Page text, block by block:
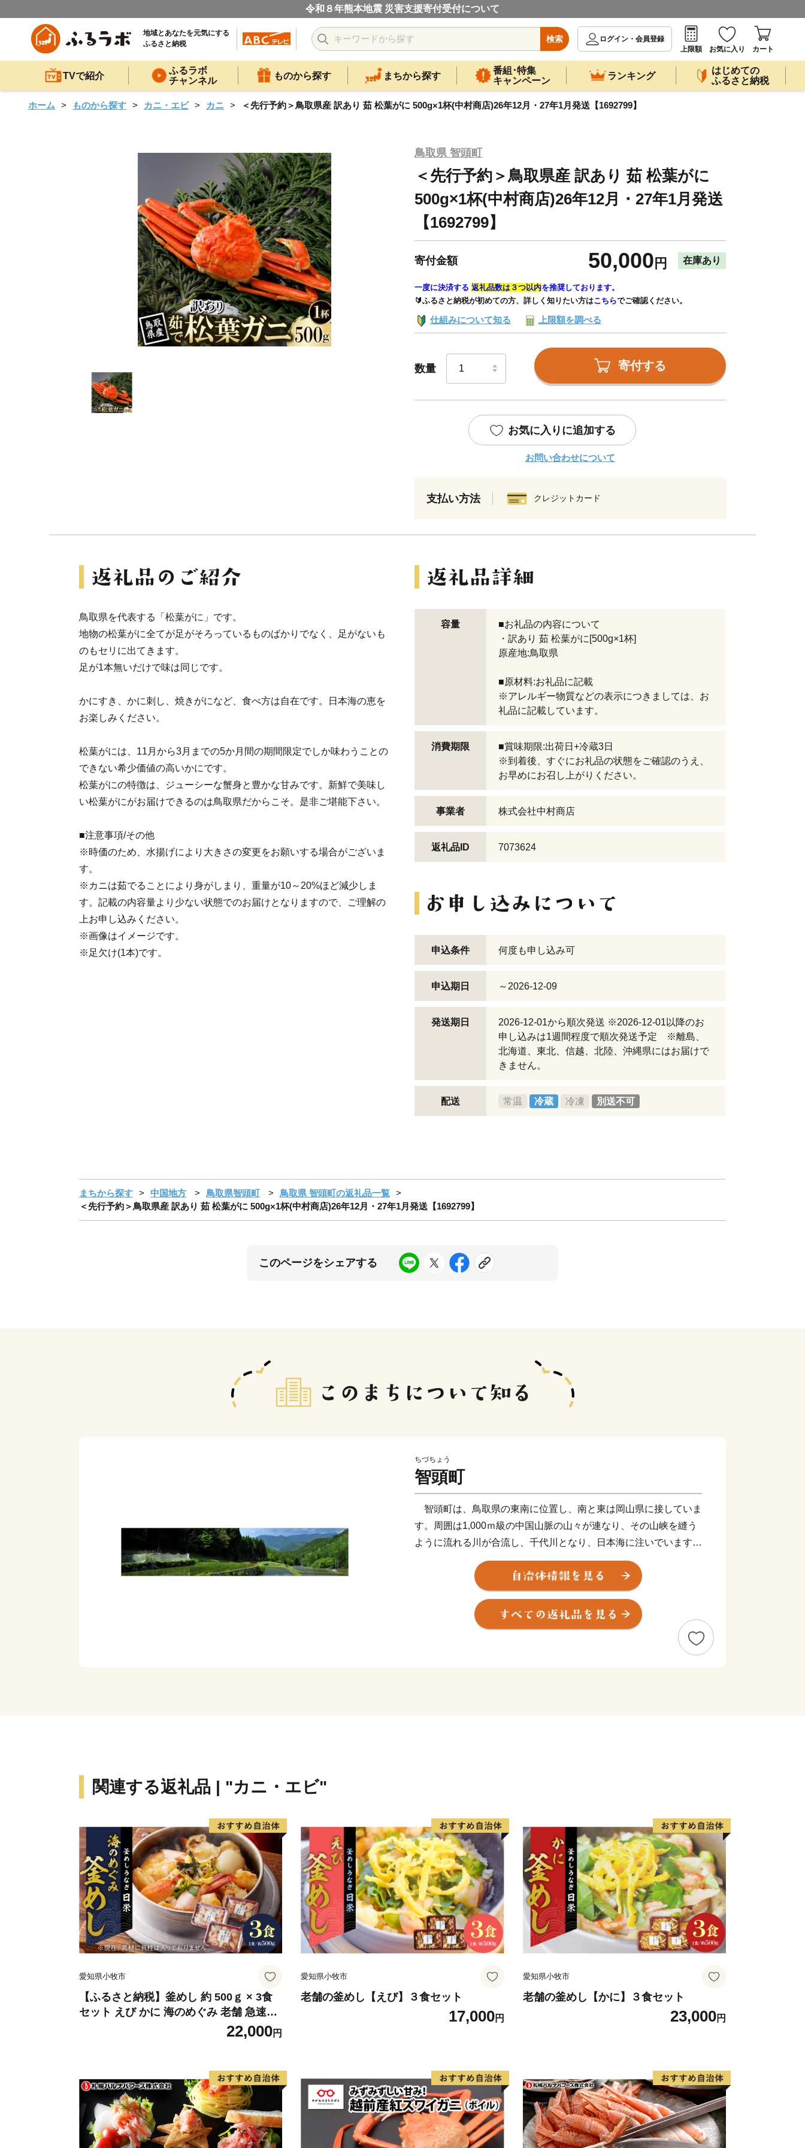
令和８年熊本地震 災害支援寄付受付について
地域とあなたを元気にする
ふるさと納税
検索
ログイン・会員登録
上限額
お気に入り カート
TVで紹介
ふるラボ
チャンネル
ものから探す まちから探す
番組･特集
キャンペーン
ランキング
はじめての
ふるさと納税
ホーム ものから探す カニ・エビ カニ ＜先行予約＞鳥取県産 訳あり 茹 松葉がに 500g×1杯(中村商店)26年12月・27年1月発送【1692799】
鳥取県 智頭町
＜先行予約＞鳥取県産 訳あり 茹 松葉がに
500g×1杯(中村商店)26年12月・27年1月発送
【1692799】
寄付金額 50,000 円 在庫あり
一度に決済する 返礼品数は３つ以内を推奨しております。
🔰ふるさと納税が初めての方、詳しく知りたい方はこちらでご確認ください。
仕組みについて知る 上限額を調べる
数量 寄付する
お気に入りに追加する
お問い合わせについて
支払い方法 クレジットカード
鳥取県を代表する「松葉がに」です。
地物の松葉がに全てが足がそろっているものばかりでなく、足がないも
のもセリに出てきます。
足が1本無いだけで味は同じです。
かにすき、かに刺し、焼きがになど、食べ方は自在です。日本海の恵を
お楽しみください。
松葉がには、11月から3月までの5か月間の期間限定でしか味わうことの
できない希少価値の高いかにです。
松葉がにの特徴は、ジューシーな蟹身と豊かな甘みです。新鮮で美味し
い松葉がにがお届けできるのは鳥取県だからこそ。是非ご堪能下さい。
■注意事項/その他
※時価のため、水揚げにより大きさの変更をお願いする場合がございま
す。
※カニは茹でることにより身がしまり、重量が10～20%ほど減少しま
す。記載の内容量より少ない状態でのお届けとなりますので、ご理解の
上お申し込みください。
※画像はイメージです。
※足欠け(1本)です。
容量
■お礼品の内容について
・訳あり 茹 松葉がに[500g×1杯]
原産地:鳥取県
■原材料:お礼品に記載
※アレルギー物質などの表示につきましては、お
礼品に記載しています。
消費期限
■賞味期限:出荷日+冷蔵3日
※到着後、すぐにお礼品の状態をご確認のうえ、
お早めにお召し上がりください。
事業者 株式会社中村商店
返礼品ID 7073624
申込条件 何度も申し込み可
申込期日 ～2026-12-09
発送期日
2026-12-01から順次発送 ※2026-12-01以降のお
申し込みは1週間程度で順次発送予定 ※離島、
北海道、東北、信越、北陸、沖縄県にはお届けで
きません。
配送 常温 冷蔵 冷凍 別送不可
まちから探す 中国地方 鳥取県智頭町
鳥取県 智頭町の返礼品一覧
＜先行予約＞鳥取県産 訳あり 茹 松葉がに 500g×1杯(中村商店)26年12月・27年1月発送【1692799】
このページをシェアする
ちづちょう
智頭町
智頭町は、鳥取県の東南に位置し、南と東は岡山県に接していま
す。周囲は1,000ｍ級の中国山脈の山々が連なり、その山峡を縫う
ように流れる川が合流し、千代川となり、日本海に注いでいます。
その昔から、長い歳月を経て、あの鳥取砂丘の砂を育んだ源流のま
ちです。 まちの総面積の９割以上が山林で、スギをはじめとする
見渡すかぎりの緑が一面に広がります。春には、ソメイヨシノ、シ
ャクナゲ、ドウダンツツジ、夏には清涼な緑が、秋は紅葉、そして
冬には雪化粧と、１年を通してまちを彩る植物や、美しい自然にあ
関連する返礼品 | "カニ・エビ"
愛知県小牧市
【ふるさと納税】釜めし 約 500ｇ × 3食
セット えび かに 海のめぐみ 老舗 急速冷
凍 レンチン 時短 簡単調理 食品 加工品 ご
飯 お弁当 おにぎり お茶漬け お取り寄せ
22,000円
愛知県小牧市
老舗の釜めし【えび】３食セット
17,000円
愛知県小牧市
老舗の釜めし【かに】３食セット
23,000円